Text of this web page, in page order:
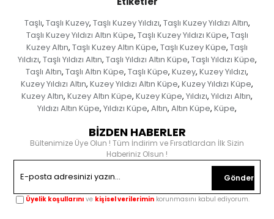
Taşlı, Taşlı Kuzey, Taşlı Kuzey Yıldızı, Taşlı Kuzey Yıldızı Altın,
Taşlı Kuzey Yıldızı Altın Küpe, Taşlı Kuzey Yıldızı Küpe, Taşlı
Kuzey Altın, Taşlı Kuzey Altın Küpe, Taşlı Kuzey Küpe, Taşlı
Yıldızı, Taşlı Yıldızı Altın, Taşlı Yıldızı Altın Küpe, Taşlı Yıldızı Küpe,
Taşlı Altın, Taşlı Altın Küpe, Taşlı Küpe, Kuzey, Kuzey Yıldızı,
Kuzey Yıldızı Altın, Kuzey Yıldızı Altın Küpe, Kuzey Yıldızı Küpe,
Kuzey Altın, Kuzey Altın Küpe, Kuzey Küpe, Yıldızı, Yıldızı Altın,
Yıldızı Altın Küpe, Yıldızı Küpe, Altın, Altın Küpe, Küpe,
BİZDEN HABERLER
Bültenimize Üye Olun ! Tüm İndirim ve Fırsatlardan İlk Sizin
Haberiniz Olsun !
Gönder
Üyelik koşullarını ve kişisel verilerimin korunmasını kabul ediyorum.